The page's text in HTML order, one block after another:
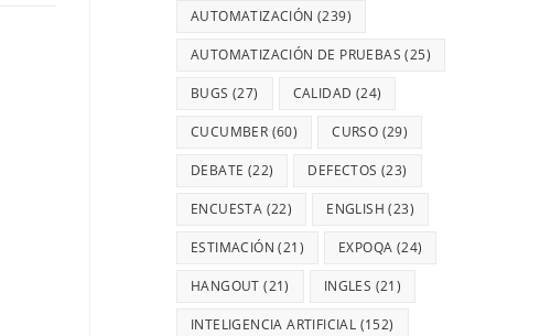
AUTOMATIZACIÓN (239)
AUTOMATIZACIÓN DE PRUEBAS (25)
BUGS (27) CALIDAD (24)
CUCUMBER (60) CURSO (29)
DEBATE (22) DEFECTOS (23)
ENCUESTA (22) ENGLISH (23)
ESTIMACIÓN (21) EXPOQA (24)
HANGOUT (21) INGLES (21)
INTELIGENCIA ARTIFICIAL (152)